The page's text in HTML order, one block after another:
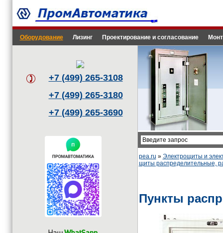
Оборудование Лизинг Проектирование и согласование
+7 (499) 265-3108
+7 (499) 265-3180
+7 (499) 265-3690
pea.ru » Электрощиты и
щиты распределительные,
Пункты